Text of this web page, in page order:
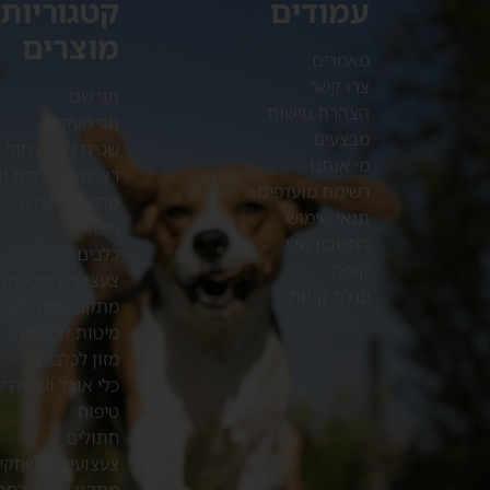
עמודים
מאמרים
צרו קשר
הצהרת נגישות
מבצעים
מי אנחנו
רשימת מועדפים
תנאי שימוש
החשבון שלי
קטגוריות
מוצרים
תגי מעקב
שטיח לארגז חול
רצועות קולרים
מיטות
כלבים
צעצועים
מתקני שתיה
מיטות לכלבים
מזון לכלבים
כלי אוכל ושתיה
טיפוח
חתולים
צעצועים